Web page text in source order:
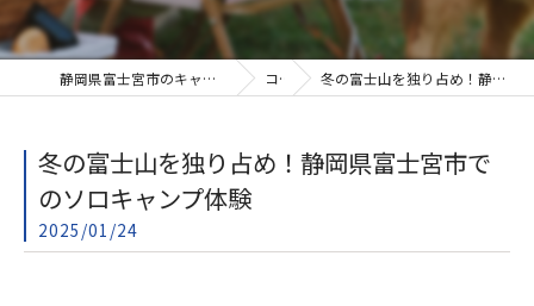
静岡県富士宮市のキャンプ場なら桂の森CAMPERSFIELD コラム 冬の富士山を独り占め！静岡県富士宮市でのソロキャンプ体験
冬の富士山を独り占め！静岡県富士宮市で
のソロキャンプ体験
2025/01/24